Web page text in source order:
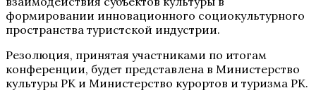
формировании инновационного социокультурного
пространства туристской индустрии.
Резолюция, принятая участниками по итогам
конференции, будет представлена в Министерство
культуры РК и Министерство курортов и туризма РК.